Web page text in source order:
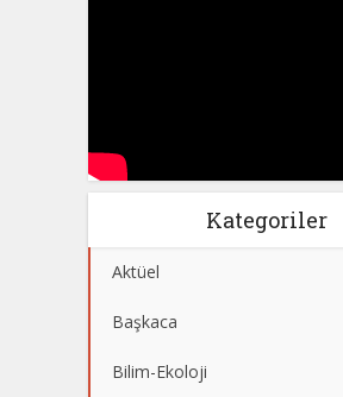
Kategoriler
Aktüel
Başkaca
Bilim-Ekoloji